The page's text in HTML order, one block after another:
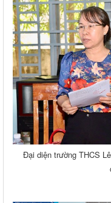
Đại diện trường THCS